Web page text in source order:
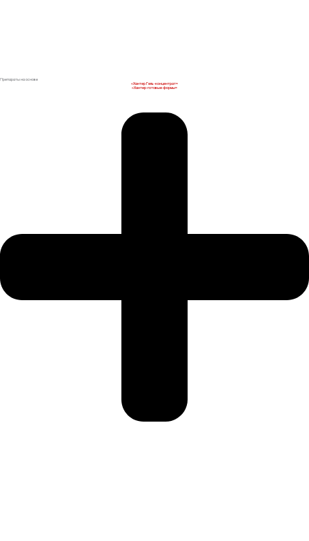
Препараты на основе
«Хантер Гель-концентрат»
«Хантер-готовые формы»